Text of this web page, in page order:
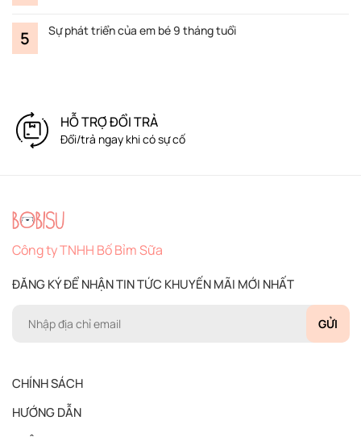
Sự phát triển của em bé 9 tháng tuổi
HỖ TRỢ ĐỔI TRẢ
Đổi/trả ngay khi có sự cố
Công ty TNHH Bố Bỉm Sữa
ĐĂNG KÝ ĐỂ NHẬN TIN TỨC KHUYẾN MÃI MỚI NHẤT
GỬI
CHÍNH SÁCH
HƯỚNG DẪN